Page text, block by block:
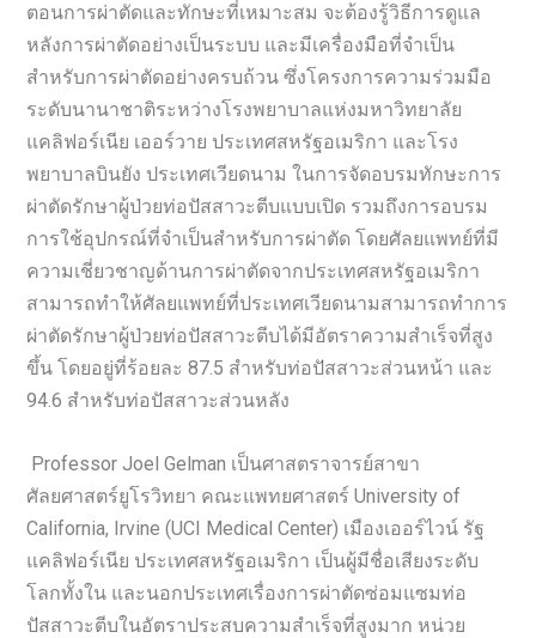
ตอนการผ่าตัดและทักษะที่เหมาะสม จะต้องรู้วิธีการดูแล
หลังการผ่าตัดอย่างเป็นระบบ และมีเครื่องมือที่จำเป็น
สำหรับการผ่าตัดอย่างครบถ้วน ซึ่งโครงการความร่วมมือ
ระดับนานาชาติระหว่างโรงพยาบาลแห่งมหาวิทยาลัย
แคลิฟอร์เนีย เออร์วาย ประเทศสหรัฐอเมริกา และโรง
พยาบาลบินยัง ประเทศเวียดนาม ในการจัดอบรมทักษะการ
ผ่าตัดรักษาผู้ป่วยท่อปัสสาวะตีบแบบเปิด รวมถึงการอบรม
การใช้อุปกรณ์ที่จำเป็นสำหรับการผ่าตัด โดยศัลยแพทย์ที่มี
ความเชี่ยวชาญด้านการผ่าตัดจากประเทศสหรัฐอเมริกา
สามารถทำให้ศัลยแพทย์ที่ประเทศเวียดนามสามารถทำการ
ผ่าตัดรักษาผู้ป่วยท่อปัสสาวะตีบได้มีอัตราความสำเร็จที่สูง
ขึ้น โดยอยู่ที่ร้อยละ 87.5 สำหรับท่อปัสสาวะส่วนหน้า และ
94.6 สำหรับท่อปัสสาวะส่วนหลัง
Professor Joel Gelman เป็นศาสตราจารย์สาขา
ศัลยศาสตร์ยูโรวิทยา คณะแพทยศาสตร์ University of
California, Irvine (UCI Medical Center) เมืองเออร์ไวน์ รัฐ
แคลิฟอร์เนีย ประเทศสหรัฐอเมริกา เป็นผู้มีชื่อเสียงระดับ
โลกทั้งใน และนอกประเทศเรื่องการผ่าตัดซ่อมแซมท่อ
ปัสสาวะตีบในอัตราประสบความสำเร็จที่สูงมาก หน่วย